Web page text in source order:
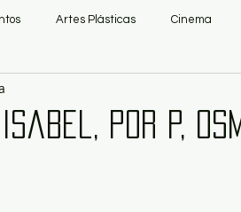
Artes Plásticas Cinema
por P,